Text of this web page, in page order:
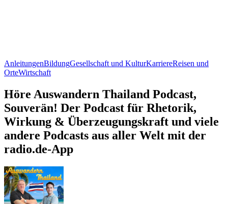
AnleitungenBildungGesellschaft und KulturKarriereReisen und
OrteWirtschaft
Höre Auswandern Thailand Podcast,
Souverän! Der Podcast für Rhetorik,
Wirkung & Überzeugungskraft und viele
andere Podcasts aus aller Welt mit der
radio.de-App